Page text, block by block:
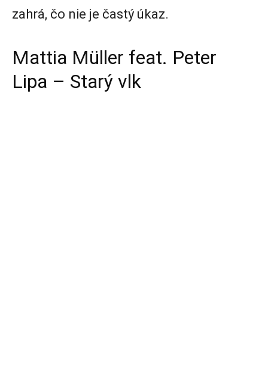
zahrá, čo nie je častý úkaz.
Mattia Müller feat. Peter
Lipa – Starý vlk